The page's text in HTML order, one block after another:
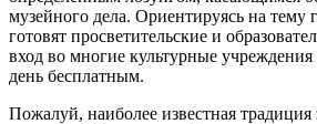
музейного дела. Ориентируясь на тему
готовят просветительские и
вход во многие культурные учреждения
день бесплатным.
Пожалуй, наиболее известная